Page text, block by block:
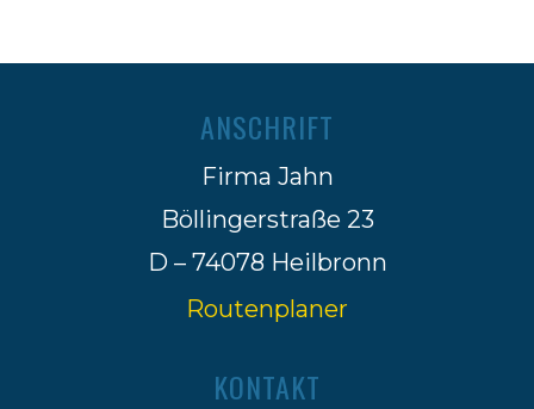
ANSCHRIFT
Firma Jahn
Böllingerstraße 23
D – 74078 Heilbronn
Routenplaner
KONTAKT